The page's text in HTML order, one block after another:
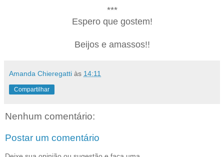
***
Espero que gostem!
Beijos e amassos!!
Amanda Chieregatti às 14:11
Compartilhar
Nenhum comentário:
Postar um comentário